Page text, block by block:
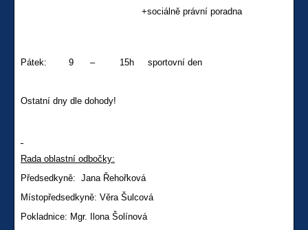
+sociálně právní poradna
Pátek: 9 – 15h sportovní den
Ostatní dny dle dohody!
Rada oblastní odbočky:
Předsedkyně: Jana Řehořková
Místopředsedkyně: Věra Šulcová
Pokladnice: Mgr. Ilona Šolínová